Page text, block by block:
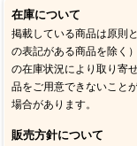
在庫について
掲載している商品は原則
の表記がある商品を除く
の在庫状況により取り寄
品をご用意できないこと
場合があります。
販売方針について